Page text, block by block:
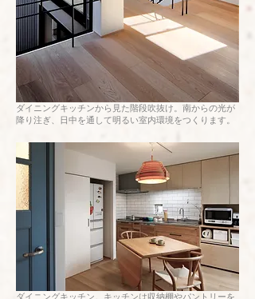
ダイニングキッチンから見た階段吹抜け。南からの光が
降り注ぎ、日中を通して明るい室内環境をつくります。
​ダイニングキッチン。キッチンは収納棚やパントリーを